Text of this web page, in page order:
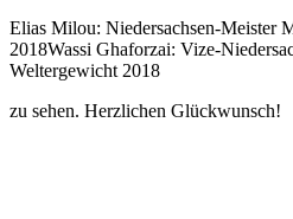
Elias Milou: Niedersachsen-Meister
2018Wassi Ghaforzai: Vize-
Weltergewicht 2018
zu sehen. Herzlichen Glückwunsch!